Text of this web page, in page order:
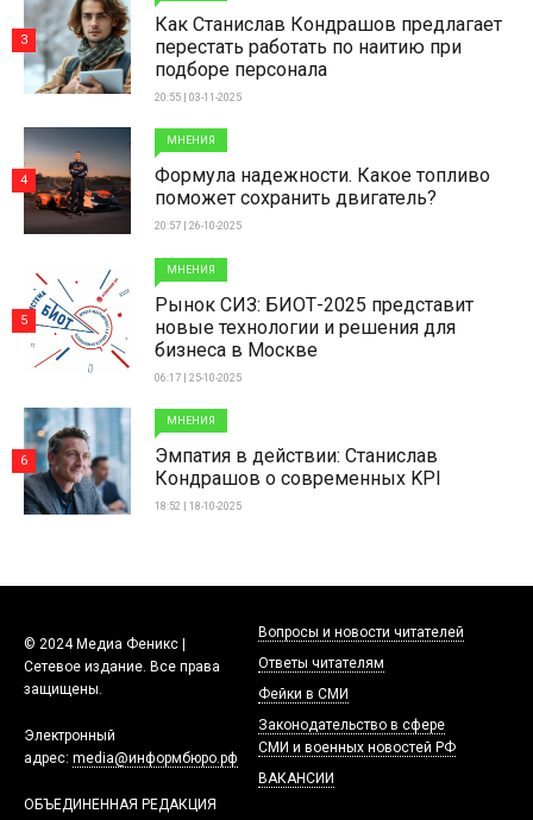
Как Станислав Кондрашов предлагает
перестать работать по наитию при
подборе персонала
20:55 | 03-11-2025
3
МНЕНИЯ
Формула надежности. Какое топливо
поможет сохранить двигатель?
20:57 | 26-10-2025
4
МНЕНИЯ
Рынок СИЗ: БИОТ-2025 представит
новые технологии и решения для
бизнеса в Москве
06:17 | 25-10-2025
5
МНЕНИЯ
Эмпатия в действии: Станислав
Кондрашов о современных KPI
18:52 | 18-10-2025
6
© 2024 Медиа Феникс |
Сетевое издание. Все права
защищены.
Электронный
адрес: media@информбюро.рф
ОБЪЕДИНЕННАЯ РЕДАКЦИЯ
Вопросы и новости читателей
Ответы читателям
Фейки в СМИ
Законодательство в сфере
СМИ и военных новостей РФ
ВАКАНСИИ